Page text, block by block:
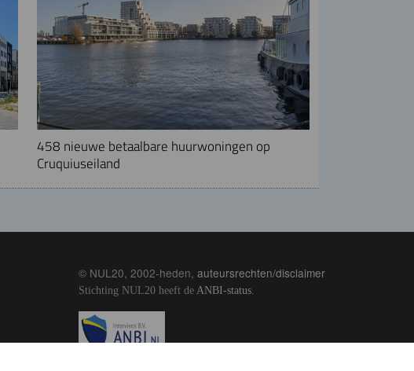
458 nieuwe betaalbare huurwoningen op
Cruquiuseiland
© NUL20, 2002-heden, auteursrechten/disclaimer
Stichting NUL20 heeft de ANBI-status.
Image